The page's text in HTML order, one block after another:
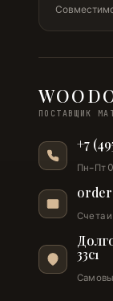
ПОСТАВЩИК
+7
Пн–Пт
Счета
33с1